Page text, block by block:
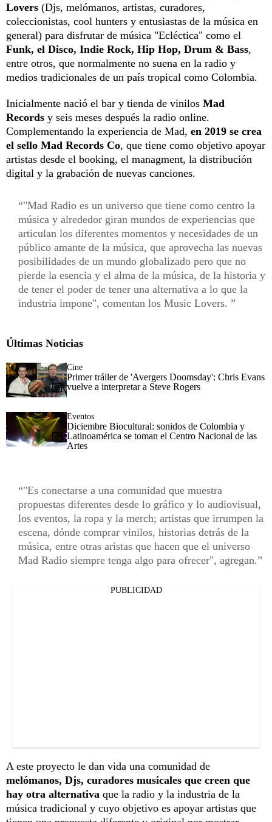
Lovers (Djs, melómanos, artistas, curadores,
coleccionistas, cool hunters y entusiastas de la música en
general) para disfrutar de música "Ecléctica" como el
Funk, el Disco, Indie Rock, Hip Hop, Drum & Bass,
entre otros, que normalmente no suena en la radio y
medios tradicionales de un país tropical como Colombia.
Inicialmente nació el bar y tienda de vinilos Mad
Records y seis meses después la radio online.
Complementando la experiencia de Mad, en 2019 se crea
el sello Mad Records Co, que tiene como objetivo apoyar
artistas desde el booking, el managment, la distribución
digital y la grabación de nuevas canciones.
"Mad Radio es un universo que tiene como centro la
música y alrededor giran mundos de experiencias que
articulan los diferentes momentos y necesidades de un
público amante de la música, que aprovecha las nuevas
posibilidades de un mundo globalizado pero que no
pierde la esencia y el alma de la música, de la historia y
de tener el poder de tener una alternativa a lo que la
industria impone", comentan los Music Lovers.
Últimas Noticias
Cine
Primer tráiler de 'Avergers Doomsday': Chris Evans
vuelve a interpretar a Steve Rogers
Eventos
Diciembre Biocultural: sonidos de Colombia y
Latinoamérica se toman el Centro Nacional de las
Artes
"Es conectarse a una comunidad que muestra
propuestas diferentes desde lo gráfico y lo audiovisual,
los eventos, la ropa y la merch; artistas que irrumpen la
escena, dónde comprar vinilos, historias detrás de la
música, entre otras aristas que hacen que el universo
Mad Radio siempre tenga algo para ofrecer", agregan.
PUBLICIDAD
A este proyecto le dan vida una comunidad de
melómanos, Djs, curadores musicales que creen que
hay otra alternativa que la radio y la industria de la
música tradicional y cuyo objetivo es apoyar artistas que